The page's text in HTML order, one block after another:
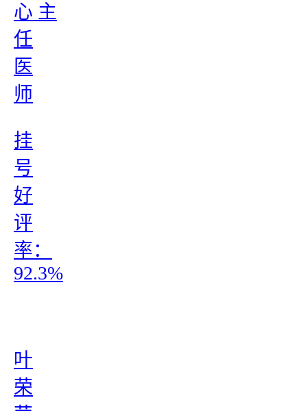
心 主
任
医
师
挂
号
好
评
率：
92.3%
叶
荣